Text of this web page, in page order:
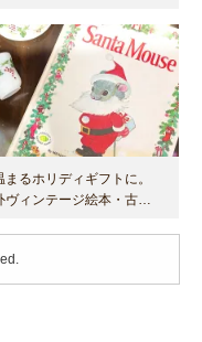
まるホリディギフトに。
ヴィンテージ絵本・古…